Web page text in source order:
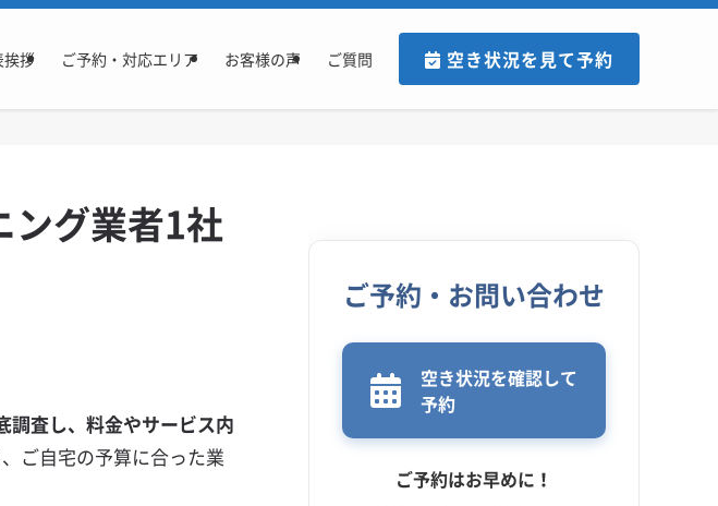
挨拶 ご予約・対応エリア お客様の声 ご質問 空き状況を見て予約
ング業者1社
調査し、料金やサービス内
ご自宅の予算に合った業
ご予約・お問い合わせ
空き状況を確認して
予約
ご予約はお早めに！